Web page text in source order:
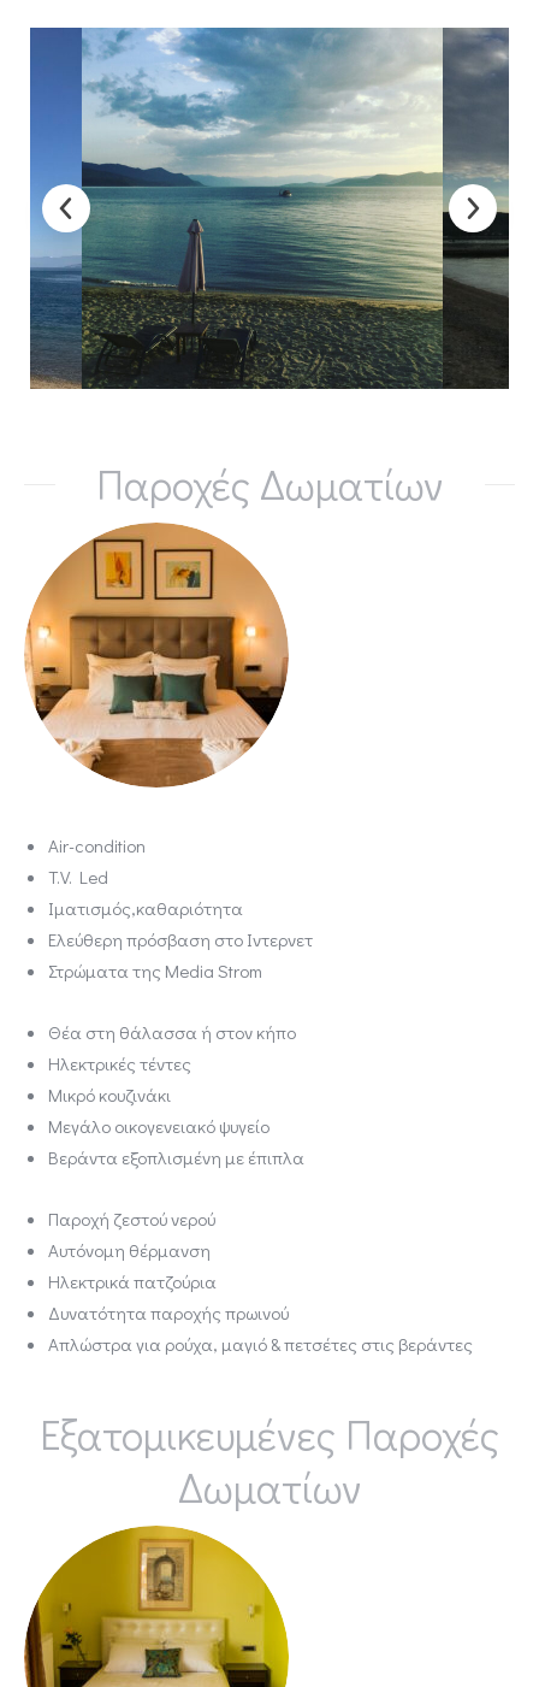
Παροχές Δωματίων
Air-condition
T.V. Led
Iματισμός,καθαριότητα
Ελεύθερη πρόσβαση στο Ιντερνετ
Στρώματα της Media Strom
Θέα στη θάλασσα ή στον κήπο
Ηλεκτρικές τέντες
Μικρό κουζινάκι
Μεγάλο οικογενειακό ψυγείο
Βεράντα εξοπλισμένη με έπιπλα
Παροχή ζεστού νερού
Αυτόνομη θέρμανση
Ηλεκτρικά πατζούρια
Δυνατότητα παροχής πρωινού
Απλώστρα για ρούχα, μαγιό & πετσέτες στις βεράντες
Eξατομικευμένες Παροχές
Δωματίων